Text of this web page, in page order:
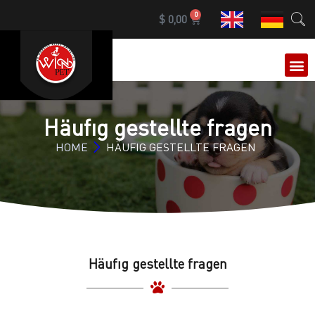
$0,00 0
Häufıg gestellte fragen
HOME HÄUFIG GESTELLTE FRAGEN
Häufıg gestellte fragen